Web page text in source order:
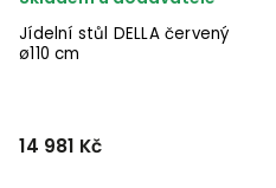
Jídelní stůl DELLA červený
ø110 cm
14 981 Kč